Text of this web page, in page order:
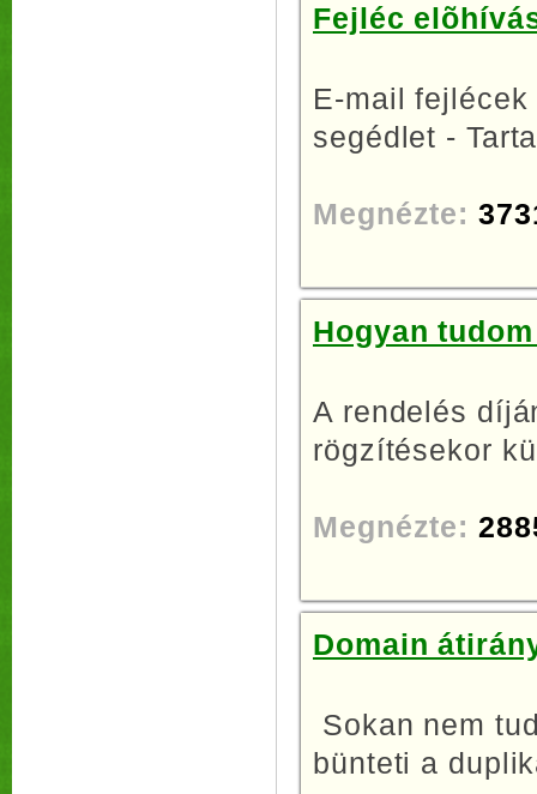
Fejléc
E-mail
segédlet -
Megnézte:
Hogyan
A rendelés
rögzítésekor
Megnézte:
Domain
Sokan nem
bünteti a